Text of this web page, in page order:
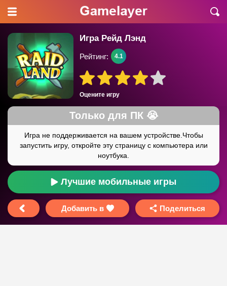
Игра Рейд Лэнд
Оцените игру
Рейтинг: 4.1
Лучшие мобильные игры
Добавить в Поделиться